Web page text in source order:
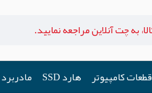
قطعات کامپیوتر هارد SSD